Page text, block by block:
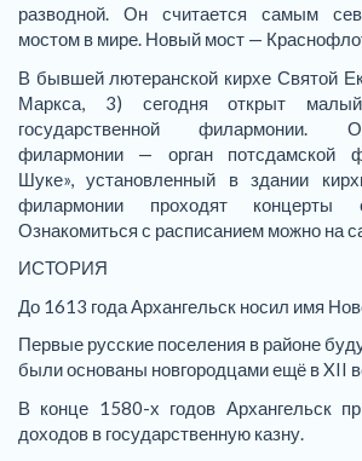
разводной. Он считается самым
мостом в мире. Новый мост —
В бывшей лютеранской кирхе Святой
Маркса, 3) сегодня открыт
государственной филармонии.
филармонии — орган потсдамской
Шуке», установленный в здании
филармонии проходят концерты
Ознакомиться с расписанием можно на
ИСТОРИЯ
До 1613 года Архангельск носил имя
Первые русские поселения в районе
были основаны новгородцами ещё в XII
В конце 1580-х годов Архангельск
доходов в государственную казну.